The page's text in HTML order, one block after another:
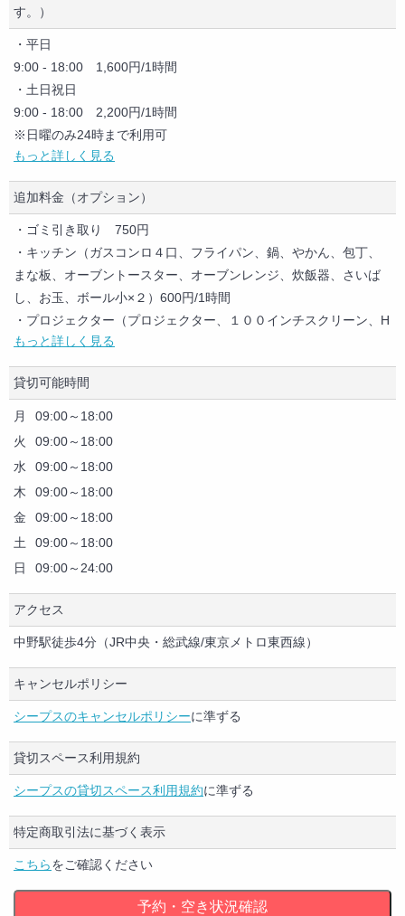
全身鏡
展示設備（棚・ラック等）
撮影機材
音響設備
マイク
カラオケ
エレベーター
冷房
暖房
敷地内無料駐車場
託児設備
ゲーム（カード・ボード・テレビゲーム等）
す。）
・平日
9:00 - 18:00 1,600円/1時間
・土日祝日
9:00 - 18:00 2,200円/1時間
※日曜のみ24時まで利用可
18:00以降 2,700円/1時間
もっと詳しく見る
追加料金（オプション）
・ゴミ引き取り 750円
・キッチン（ガスコンロ４口、フライパン、鍋、やかん、包丁、
まな板、オーブントースター、オーブンレンジ、炊飯器、さいば
し、お玉、ボール小×２）600円/1時間
・プロジェクター（プロジェクター、１００インチスクリーン、H
DMIケーブル、VGAケーブル、DVDブルーレイ再生機）600円/1時
間
・控室（控室、更衣室、メイクルームとしてご利用いただけま
す。撮影やライブなどで別途メイクや着替えのための広いスペー
スや、待機場所が必要な方はご利用ください。最大10人まで。）6
いただけます。最大20人まで）600円/1時間
・Wifi 600円/1時間
・音響設備（ミキサー、パワーアンプ、スピーカー、Shure BETA
58Aマイク×２、マイクスタンド×２、譜面台×２、88鍵電子ピアノ
Yamaha P-80、ギターアンプVOX Pathfinder、ベースアンプBEHR
INGER BX108）600円/1時間
・撮影用機材: モノブロックストロボ（コメット）、コメット専用
ジ時間が若干あり 600円/1時間
・ミラーボール 600円/１時間
もっと詳しく見る
貸切可能時間
月
09:00～18:00
火
09:00～18:00
水
09:00～18:00
木
09:00～18:00
金
09:00～18:00
土
09:00～18:00
日
09:00～24:00
アクセス
中野駅徒歩4分（JR中央・総武線/東京メトロ東西線）
キャンセルポリシー
シープスのキャンセルポリシーに準ずる
貸切スペース利用規約
シープスの貸切スペース利用規約に準ずる
特定商取引法に基づく表示
こちらをご確認ください
予約・空き状況確認